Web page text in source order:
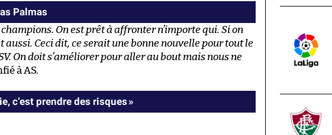
Palmas
On est prêt à affronter n’importe qui. Si on
aussi. Ceci dit, ce serait une bonne nouvelle pour tout le
On doit s’améliorer pour aller au bout mais nous ne
à AS.
c’est prendre des risques »